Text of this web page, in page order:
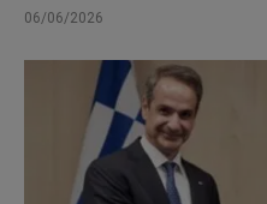
06/06/2026